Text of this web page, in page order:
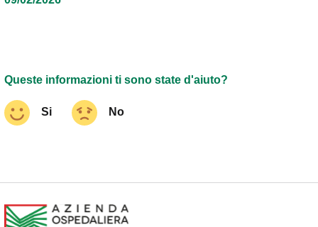
Queste informazioni ti sono state d'aiuto?
Si No